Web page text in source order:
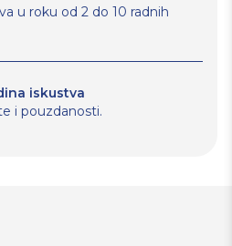
u roku od 2 do 10 radnih
iskustva
i pouzdanosti.